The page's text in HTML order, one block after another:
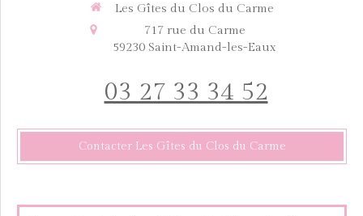
Les Gîtes du Clos du Carme
717 rue du Carme
59230 Saint-Amand-les-Eaux
03 27 33 34 52
Contacter Les Gîtes du Clos du Carme